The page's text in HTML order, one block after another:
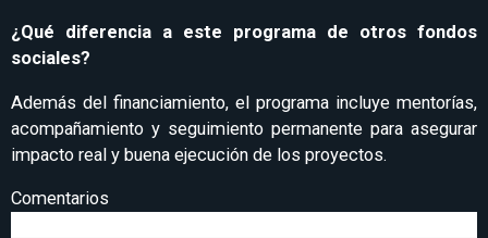
¿Qué diferencia a este programa de otros fondos
sociales?
Además del financiamiento, el programa incluye mentorías,
acompañamiento y seguimiento permanente para asegurar
impacto real y buena ejecución de los proyectos.
Comentarios